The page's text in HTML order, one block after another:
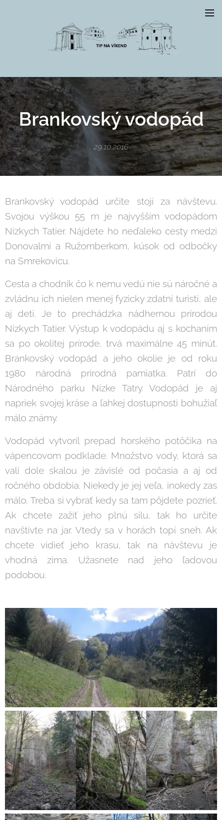
Brankovský vodopád
29.10.2016
Brankovský vodopád určite stojí za návštevu.
Svojou výškou 55 m je najvyšším vodopádom
Nízkych Tatier. Nájdete ho neďaleko cesty medzi
Donovalmi a Ružomberkom, kúsok od odbočky
na Smrekovicu.
Cesta a chodník čo k nemu vedú nie sú náročné a
zvládnu ich nielen menej fyzicky zdatní turisti, ale
aj deti. Je to prechádzka nádhernou prírodou
Nízkych Tatier. Výstup k vodopádu aj s kochaním
sa po okolitej prírode, trvá maximálne 45 minút.
Brankovský vodopád a jeho okolie je od roku
1980 národná prírodná pamiatka. Patrí do
Národného parku Nízke Tatry. Vodopád je aj
napriek svojej kráse a ľahkej dostupnosti bohužiaľ
málo známy.
Vodopád vytvoril prepad horského potôčika na
vápencovom podklade. Množstvo vody, ktorá sa
valí dole skalou je závislé od počasia a aj od
ročného obdobia. Niekedy je jej veľa, inokedy zas
málo. Treba si vybrať kedy sa tam pôjdete pozrieť.
Ak chcete zažiť jeho plnú silu, tak ho určite
navštívte na jar. Vtedy sa v horách topí sneh. Ak
chcete vidieť jeho krasu, tak na návštevu je
vhodná zima. Užasnete nad jeho ľadovou
podobou.